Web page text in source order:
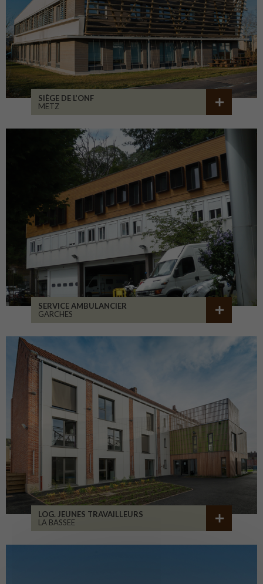
SIÈGE DE L’ONF
METZ
SERVICE AMBULANCIER
GARCHES
LOG. JEUNES TRAVAILLEURS
LA BASSEE